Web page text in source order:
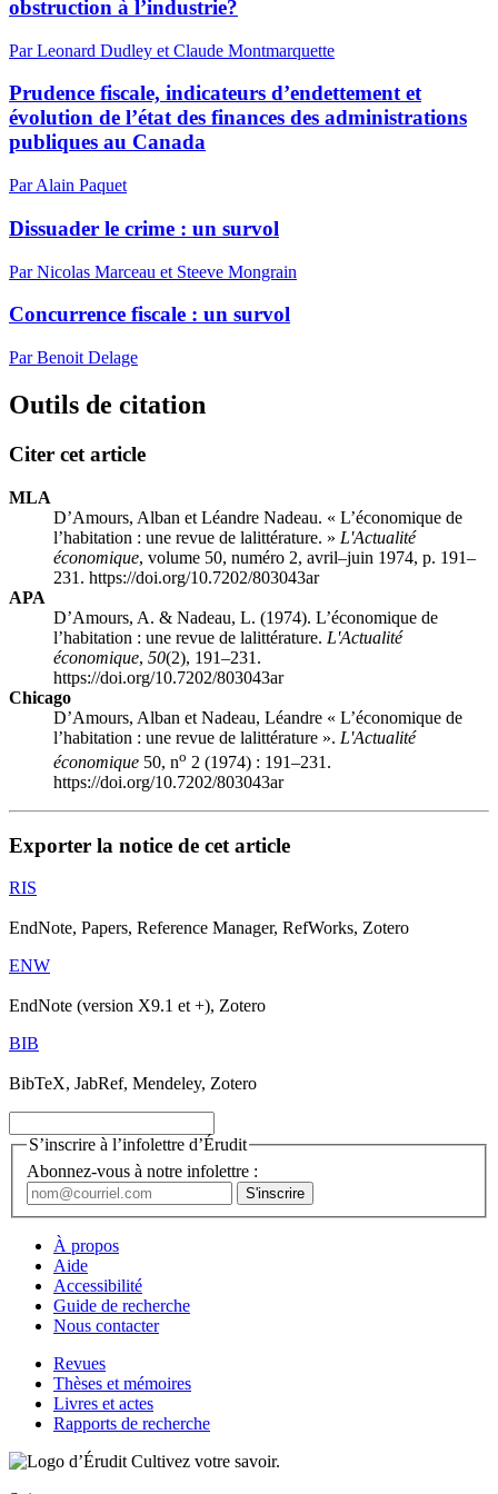
obstruction à l’industrie?
Par Leonard Dudley et Claude Montmarquette
Prudence fiscale, indicateurs d’endettement et
évolution de l’état des finances des administrations
publiques au Canada
Par Alain Paquet
Dissuader le crime : un survol
Par Nicolas Marceau et Steeve Mongrain
Concurrence fiscale : un survol
Par Benoit Delage
Outils de citation
Citer cet article
MLA
D’Amours, Alban et Léandre Nadeau. « L’économique de
l’habitation : une revue de lalittérature. » L'Actualité
économique, volume 50, numéro 2, avril–juin 1974, p. 191–
231. https://doi.org/10.7202/803043ar
APA
D’Amours, A. & Nadeau, L. (1974). L’économique de
l’habitation : une revue de lalittérature. L'Actualité
économique, 50(2), 191–231.
https://doi.org/10.7202/803043ar
Chicago
D’Amours, Alban et Nadeau, Léandre « L’économique de
l’habitation : une revue de lalittérature ». L'Actualité
économique 50, no 2 (1974) : 191–231.
https://doi.org/10.7202/803043ar
Exporter la notice de cet article
RIS
EndNote, Papers, Reference Manager, RefWorks, Zotero
ENW
EndNote (version X9.1 et +), Zotero
BIB
BibTeX, JabRef, Mendeley, Zotero
S’inscrire à l’infolettre d’Érudit
Abonnez-vous à notre infolettre :
À propos
Aide
Accessibilité
Guide de recherche
Nous contacter
Revues
Thèses et mémoires
Livres et actes
Rapports de recherche
Cultivez votre savoir.